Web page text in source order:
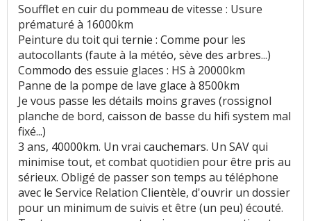
Soufflet en cuir du pommeau de vitesse : Usure
prématuré à 16000km
Peinture du toit qui ternie : Comme pour les
autocollants (faute à la météo, sève des arbres...)
Commodo des essuie glaces : HS à 20000km
Panne de la pompe de lave glace à 8500km
Je vous passe les détails moins graves (rossignol
planche de bord, caisson de basse du hifi system mal
fixé...)
3 ans, 40000km. Un vrai cauchemars. Un SAV qui
minimise tout, et combat quotidien pour être pris au
sérieux. Obligé de passer son temps au téléphone
avec le Service Relation Clientèle, d'ouvrir un dossier
pour un minimum de suivis et être (un peu) écouté.